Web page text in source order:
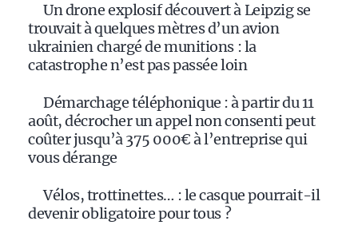
Un drone explosif découvert à Leipzig se
trouvait à quelques mètres d’un avion
ukrainien chargé de munitions : la
catastrophe n’est pas passée loin
Démarchage téléphonique : à partir du 11
août, décrocher un appel non consenti peut
coûter jusqu’à 375 000€ à l’entreprise qui
vous dérange
Vélos, trottinettes… : le casque pourrait-il
devenir obligatoire pour tous ?